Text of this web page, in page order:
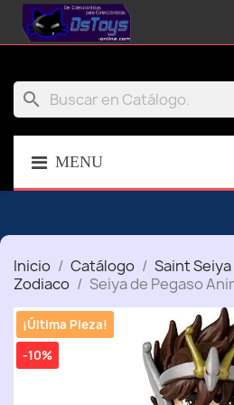
search
MENU
Inicio Catálogo
Saint
Zodiaco
Seiya de Pegaso
-10%
¡Última Pieza!